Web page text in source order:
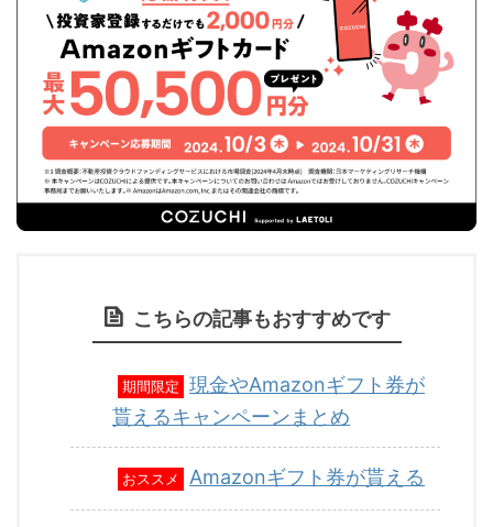
こちらの記事もおすすめです
期間限定
現金やAmazonギフト券が
貰えるキャンペーンまとめ
おススメ Amazonギフト券が貰える